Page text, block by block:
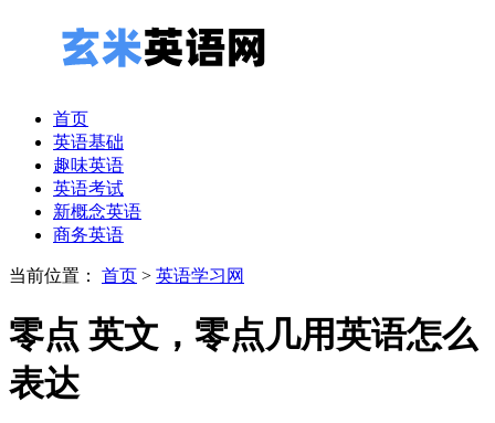
首页
英语基础
趣味英语
英语考试
新概念英语
商务英语
当前位置： 首页 > 英语学习网
零点 英文，零点几用英语怎么
表达